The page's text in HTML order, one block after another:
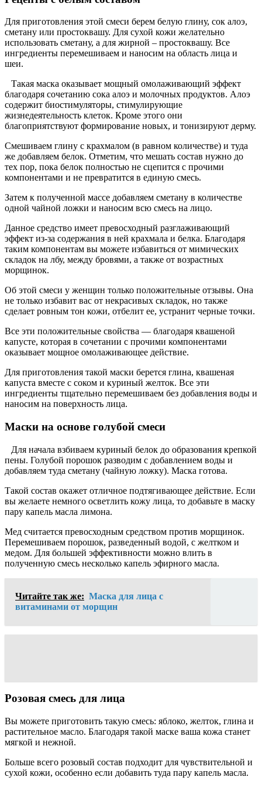
Для приготовления этой смеси берем белую глину, сок алоэ,
сметану или простоквашу. Для сухой кожи желательно
использовать сметану, а для жирной – простоквашу. Все
ингредиенты перемешиваем и наносим на область лица и
шеи.
Такая маска оказывает мощный омолаживающий эффект
благодаря сочетанию сока алоэ и молочных продуктов. Алоэ
содержит биостимуляторы, стимулирующие
жизнедеятельность клеток. Кроме этого они
благоприятствуют формирование новых, и тонизируют дерму.
Смешиваем глину с крахмалом (в равном количестве) и туда
же добавляем белок. Отметим, что мешать состав нужно до
тех пор, пока белок полностью не сцепится с прочими
компонентами и не превратится в единую смесь.
Затем к полученной массе добавляем сметану в количестве
одной чайной ложки и наносим всю смесь на лицо.
Данное средство имеет превосходный разглаживающий
эффект из-за содержания в ней крахмала и белка. Благодаря
таким компонентам вы можете избавиться от мимических
складок на лбу, между бровями, а также от возрастных
морщинок.
Об этой смеси у женщин только положительные отзывы. Она
не только избавит вас от некрасивых складок, но также
сделает ровным тон кожи, отбелит ее, устранит черные точки.
Все эти положительные свойства — благодаря квашеной
капусте, которая в сочетании с прочими компонентами
оказывает мощное омолаживающее действие.
Для приготовления такой маски берется глина, квашеная
капуста вместе с соком и куриный желток. Все эти
ингредиенты тщательно перемешиваем без добавления воды и
наносим на поверхность лица.
Маски на основе голубой смеси
Для начала взбиваем куриный белок до образования крепкой
пены. Голубой порошок разводим с добавлением воды и
добавляем туда сметану (чайную ложку). Маска готова.
Такой состав окажет отличное подтягивающее действие. Если
вы желаете немного осветлить кожу лица, то добавьте в маску
пару капель масла лимона.
Мед считается превосходным средством против морщинок.
Перемешиваем порошок, разведенный водой, с желтком и
медом. Для большей эффективности можно влить в
полученную смесь несколько капель эфирного масла.
Читайте так же: Маска для лица с
витаминами от морщин
Розовая смесь для лица
Вы можете приготовить такую смесь: яблоко, желток, глина и
растительное масло. Благодаря такой маске ваша кожа станет
мягкой и нежной.
Больше всего розовый состав подходит для чувствительной и
сухой кожи, особенно если добавить туда пару капель масла.